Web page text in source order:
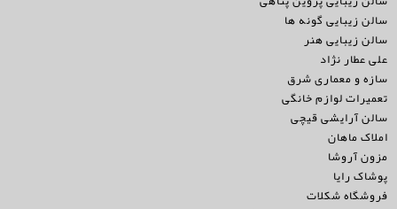
سالن زیبایی گونه ها
سالن زیبایی هنر
علی عطار نژاد
سازه و معماری شرق
تعمیرات لوازم خانگی
سالن آرایشی قیچی
املاک ماهان
مزون آروشا
پوشاک رایا
فروشگاه شکلات